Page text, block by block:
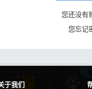
您还没有
您忘记
于我们